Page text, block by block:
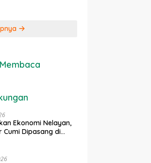
Ekonomi Nelayan,
Cumi Dipasang di